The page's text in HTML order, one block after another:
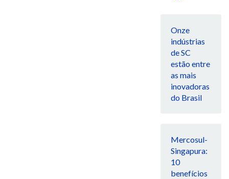
Onze
indústrias
de SC
estão entre
as mais
inovadoras
do Brasil
Mercosul-
Singapura:
10
benefícios